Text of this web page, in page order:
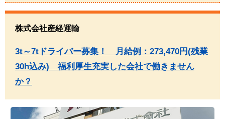
株式会社産経運輸
3t～7tドライバー募集！ 月給例：273,470円(残業
30h込み) 福利厚生充実した会社で働きません
か？